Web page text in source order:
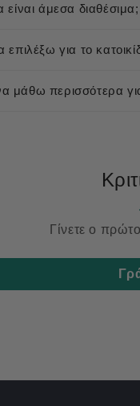
είναι άμεσα διαθέσιμα;
για το
περισσότερα
Γίνετε ο